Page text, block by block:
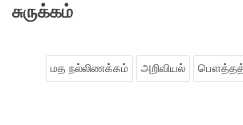
சுருக்கம்
மத நல்லிணக்கம் அறிவியல்